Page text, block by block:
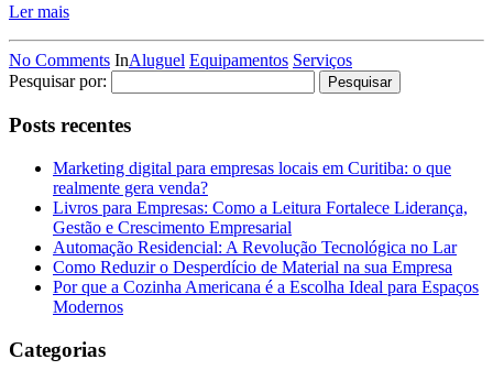
Ler mais
No Comments InAluguel Equipamentos Serviços
Pesquisar por:
Posts recentes
Marketing digital para empresas locais em Curitiba: o que
realmente gera venda?
Livros para Empresas: Como a Leitura Fortalece Liderança,
Gestão e Crescimento Empresarial
Automação Residencial: A Revolução Tecnológica no Lar
Como Reduzir o Desperdício de Material na sua Empresa
Por que a Cozinha Americana é a Escolha Ideal para Espaços
Modernos
Categorias